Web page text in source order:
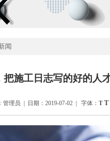
闻
施工日志写的好的人
理员 | 日期：2019-07-02 | 字体： T T